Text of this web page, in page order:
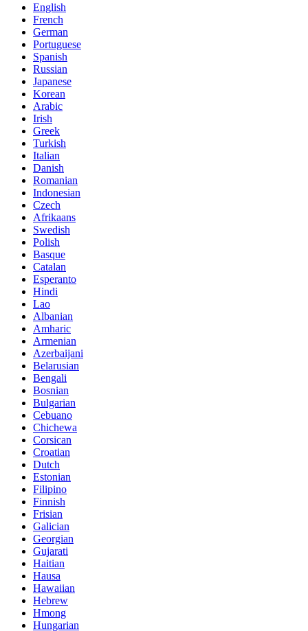
English
French
German
Portuguese
Spanish
Russian
Japanese
Korean
Arabic
Irish
Greek
Turkish
Italian
Danish
Romanian
Indonesian
Czech
Afrikaans
Swedish
Polish
Basque
Catalan
Esperanto
Hindi
Lao
Albanian
Amharic
Armenian
Azerbaijani
Belarusian
Bengali
Bosnian
Bulgarian
Cebuano
Chichewa
Corsican
Croatian
Dutch
Estonian
Filipino
Finnish
Frisian
Galician
Georgian
Gujarati
Haitian
Hausa
Hawaiian
Hebrew
Hmong
Hungarian